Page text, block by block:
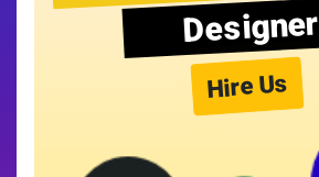
Designer
Hire Us